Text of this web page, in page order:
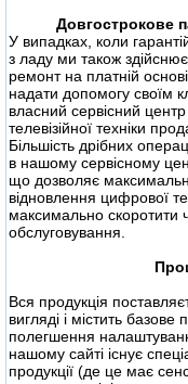
Довгострокове
У випадках, коли
з ладу ми також
ремонт на платній
надати допомогу своїм
власний сервісний
телевізійної техніки
Більшість дрібних
в нашому сервісному
що дозволяє
відновлення цифрової
максимально скоротити
обслуговування.
Вся продукція
вигляді і містить
полегшення
нашому сайті існує
продукції (де це має